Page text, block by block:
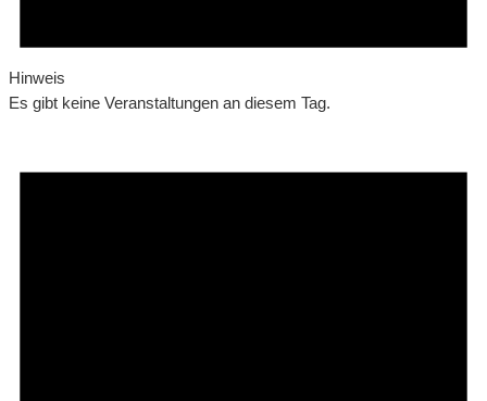
Hinweis
Es gibt keine Veranstaltungen an diesem Tag.